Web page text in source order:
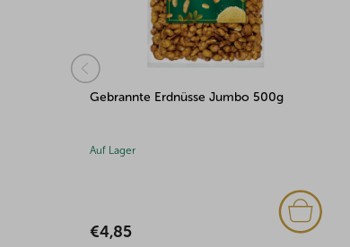
Gebrannte Mandeln 500g
Auf Lager
€8,10